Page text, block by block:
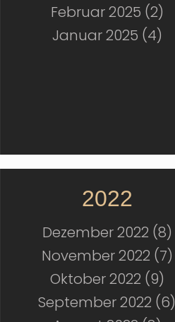
Februar 2025 (2)
Januar 2025 (4)
2022
Dezember 2022 (8)
November 2022 (7)
Oktober 2022 (9)
September 2022 (6)